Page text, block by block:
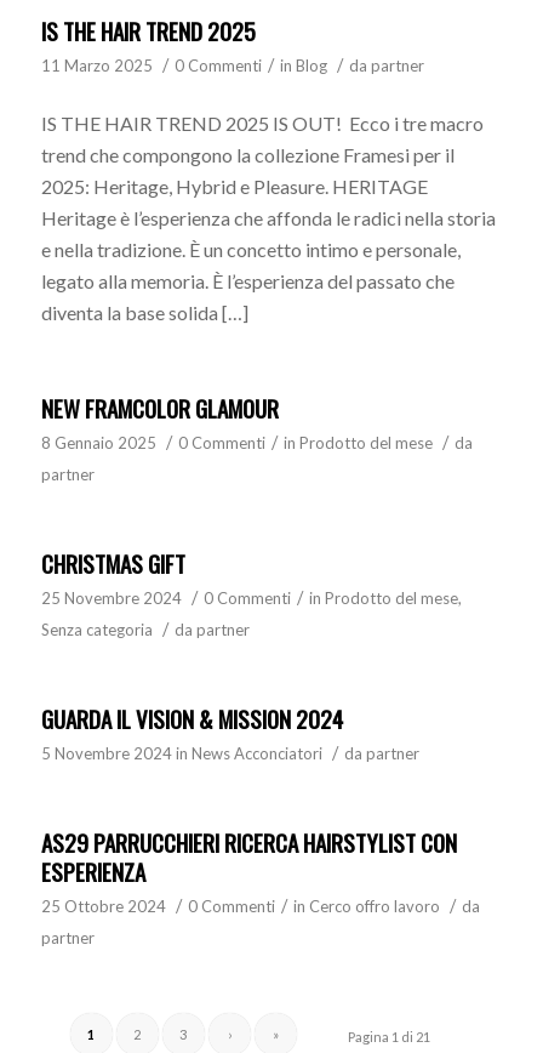
IS THE HAIR TREND 2025
11 Marzo 2025 / 0 Commenti / in Blog / da partner
IS THE HAIR TREND 2025 IS OUT! Ecco i tre macro
trend che compongono la collezione Framesi per il
2025: Heritage, Hybrid e Pleasure. HERITAGE
Heritage è l’esperienza che affonda le radici nella storia
e nella tradizione. È un concetto intimo e personale,
legato alla memoria. È l’esperienza del passato che
diventa la base solida […]
NEW FRAMCOLOR GLAMOUR
8 Gennaio 2025 / 0 Commenti / in Prodotto del mese / da
partner
CHRISTMAS GIFT
25 Novembre 2024 / 0 Commenti / in Prodotto del mese,
Senza categoria
/ da partner
GUARDA IL VISION & MISSION 2024
5 Novembre 2024 in News Acconciatori / da partner
AS29 PARRUCCHIERI RICERCA HAIRSTYLIST CON
ESPERIENZA
25 Ottobre 2024 / 0 Commenti / in Cerco offro lavoro / da
partner
Pagina 1 di 21
1 2 3 › »